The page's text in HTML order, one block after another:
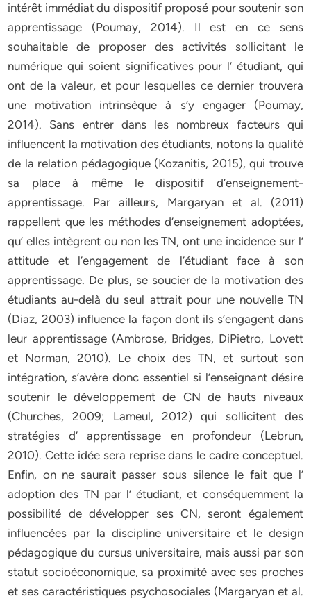
intérêt immédiat du dispositif proposé pour soutenir son
apprentissage (Poumay, 2014). Il est en ce sens
souhaitable de proposer des activités sollicitant le
numérique qui soient significatives pour l’ étudiant, qui
ont de la valeur, et pour lesquelles ce dernier trouvera
une motivation intrinsèque à s’y engager (Poumay,
2014). Sans entrer dans les nombreux facteurs qui
influencent la motivation des étudiants, notons la qualité
de la relation pédagogique (Kozanitis, 2015), qui trouve
sa place à même le dispositif d’enseignement-
apprentissage. Par ailleurs, Margaryan et al. (2011)
rappellent que les méthodes d’enseignement adoptées,
qu’ elles intègrent ou non les TN, ont une incidence sur l’
attitude et l’engagement de l’étudiant face à son
apprentissage. De plus, se soucier de la motivation des
étudiants au-delà du seul attrait pour une nouvelle TN
(Diaz, 2003) influence la façon dont ils s’engagent dans
leur apprentissage (Ambrose, Bridges, DiPietro, Lovett
et Norman, 2010). Le choix des TN, et surtout son
intégration, s’avère donc essentiel si l’enseignant désire
soutenir le développement de CN de hauts niveaux
(Churches, 2009; Lameul, 2012) qui sollicitent des
stratégies d’ apprentissage en profondeur (Lebrun,
2010). Cette idée sera reprise dans le cadre conceptuel.
Enfin, on ne saurait passer sous silence le fait que l’
adoption des TN par l’ étudiant, et conséquemment la
possibilité de développer ses CN, seront également
influencées par la discipline universitaire et le design
pédagogique du cursus universitaire, mais aussi par son
statut socioéconomique, sa proximité avec ses proches
et ses caractéristiques psychosociales (Margaryan et al.